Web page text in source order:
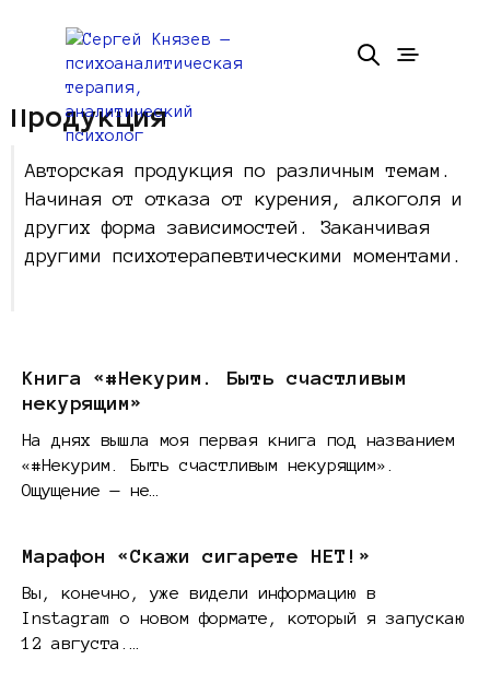
Продукция
Авторская продукция по различным темам.
Начиная от отказа от курения, алкоголя и
других форма зависимостей. Заканчивая
другими психотерапевтическими моментами.
Книга «#Некурим. Быть счастливым
некурящим»
На днях вышла моя первая книга под названием
«#Некурим. Быть счастливым некурящим».
Ощущение — не…
Марафон «Скажи сигарете НЕТ!»
Вы, конечно, уже видели информацию в
Instagram о новом формате, который я запускаю
12 августа.…